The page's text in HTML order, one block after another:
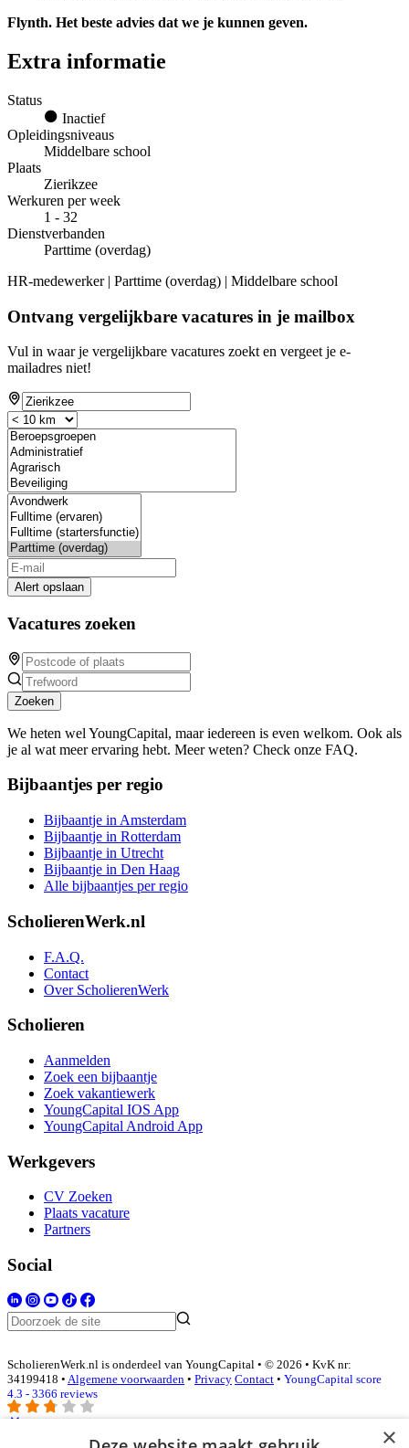
Flynth. Het beste advies dat we je kunnen geven.
Extra informatie
Status
Inactief
Opleidingsniveaus
Middelbare school
Plaats
Zierikzee
Werkuren per week
1 - 32
Dienstverbanden
Parttime (overdag)
HR-medewerker | Parttime (overdag) | Middelbare school
Ontvang vergelijkbare vacatures in je mailbox
Vul in waar je vergelijkbare vacatures zoekt en vergeet je e-
mailadres niet!
Alert opslaan
Vacatures zoeken
Zoeken
We heten wel YoungCapital, maar iedereen is even welkom. Ook als
je al wat meer ervaring hebt. Meer weten? Check onze FAQ.
Bijbaantjes per regio
Bijbaantje in Amsterdam
Bijbaantje in Rotterdam
Bijbaantje in Utrecht
Bijbaantje in Den Haag
Alle bijbaantjes per regio
ScholierenWerk.nl
F.A.Q.
Contact
Over ScholierenWerk
Scholieren
Aanmelden
Zoek een bijbaantje
Zoek vakantiewerk
YoungCapital IOS App
YoungCapital Android App
Werkgevers
CV Zoeken
Plaats vacature
Partners
Social
ScholierenWerk.nl is onderdeel van YoungCapital • © 2026 • KvK nr:
34199418 • Algemene voorwaarden • Privacy Contact • YoungCapital score
4.3 - 3366 reviews
×